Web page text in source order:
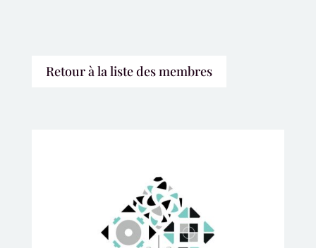
Retour à la liste des membres